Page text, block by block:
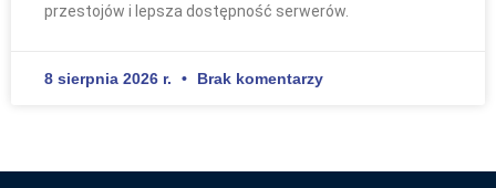
przestojów i lepsza dostępność serwerów.
8 sierpnia 2026 r. Brak komentarzy